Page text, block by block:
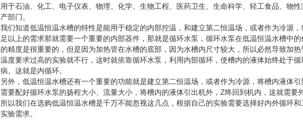
用于石油、化工、电子仪表、物理、化学、生物工程、医药卫生、生命科学、轻工食品、物
产部门。
我们知道低温恒温水槽的特性是能用于稳定的内部控温，和建立第二恒温场，或者作为冷源
足以上的需求那就需要一个重要的内部器件，那就是循环水泵，循环水泵在低温恒温水槽中
的精度是很重要的，但是因为加热管在水槽的底部，因为水槽内尺寸较大，所以必然导致加
温度要求过高的实验就不行，这时就依靠循环水泵，利用内部循环，使槽内的液体始终处于
病。这就是内循环。
另外，低温恒温水槽还有一个重要的功能就是建立第二恒温场，或者作为冷源，将槽内液体
需要配好循环水泵的扬程大小、流量大小，将槽内的液体引出机外，Z终回到机内，这就需要
所以我们在选购低温恒温水槽是千万不能忽视这几点，根据自己的实验需要选择好内外循环
实验需求。